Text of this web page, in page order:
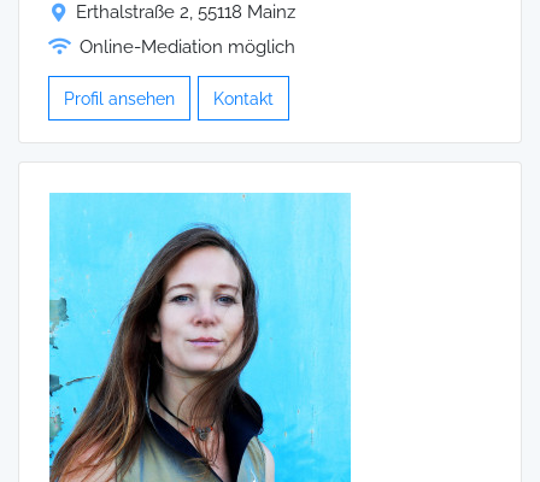
Erthalstraße 2, 55118 Mainz
Online-Mediation möglich
Profil ansehen Kontakt